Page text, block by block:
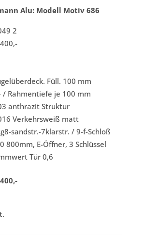
Alu: Modell Motiv 686
2
Füll. 100 mm
/ Rahmentiefe je 100 mm
anthrazit Struktur
Verkehrsweiß matt
sandstr.-7klarstr. / 9-f-Schloß
800mm, E-Öffner, 3 Schlüssel
Tür 0,6